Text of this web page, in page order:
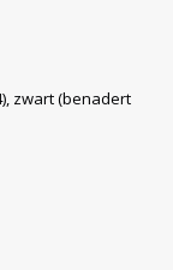
zwart (benadert